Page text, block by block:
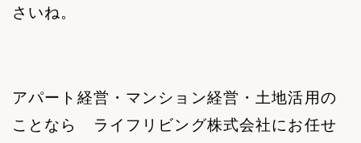
さいね。
アパート経営・マンション経営・土地活用の
ことなら ライフリビング株式会社にお任せ